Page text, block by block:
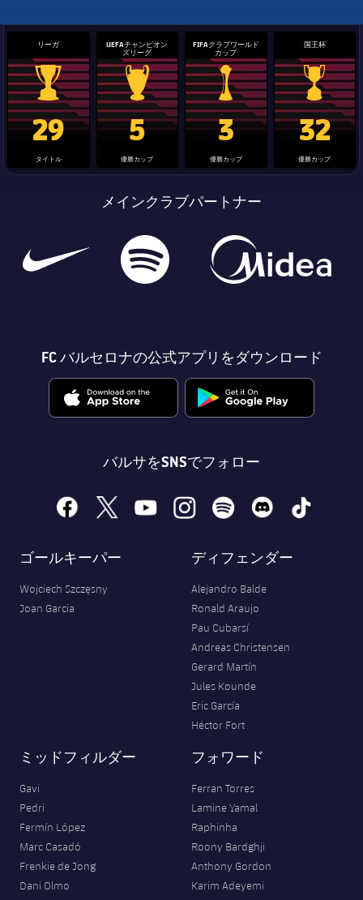
リーガ
La Liga trophy
29
タイトル
UEFAチャンピオン
ズリーグ
Champions League trophy
5
優勝カップ
FIFAクラブワールド
カップ
label.aria.clubworldcup
3
優勝カップ
国王杯
国王杯
32
優勝カップ
メインクラブパートナー
FC バルセロナの公式アプリをダウンロード
バルサをSNSでフォロー
facebook
x youtubeinstagramspotify discord tiktok
ゴールキーパー
Wojciech Szczęsny
Joan Garcia
ディフェンダー
Alejandro Balde
Ronald Araujo
Pau Cubarsí
Andreas Christensen
Gerard Martín
Jules Kounde
Eric García
Héctor Fort
ミッドフィルダー
Gavi
Pedri
Fermín López
Marc Casadó
Frenkie de Jong
Dani Olmo
フォワード
Ferran Torres
Lamine Yamal
Raphinha
Roony Bardghji
Anthony Gordon
Karim Adeyemi